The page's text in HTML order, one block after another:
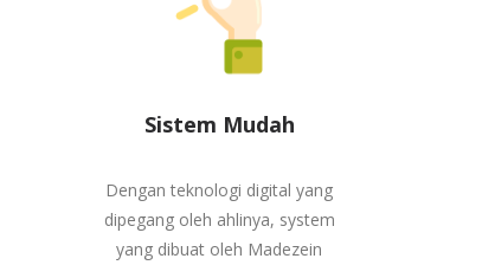
Sistem Mudah
Dengan teknologi digital yang
dipegang oleh ahlinya, system
yang dibuat oleh Madezein